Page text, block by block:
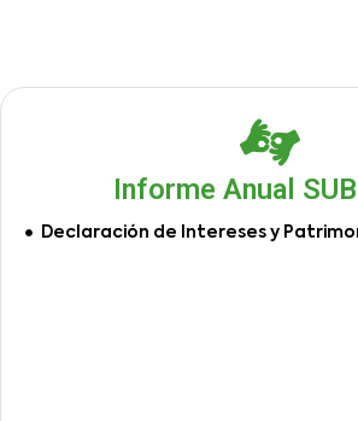
Informe Anual
Declaración de Intereses y